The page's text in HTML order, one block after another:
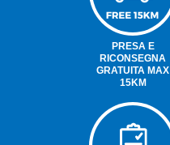
PRESA E
RICONSEGNA
GRATUITA MAX
15KM